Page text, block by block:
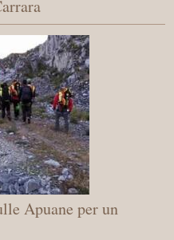
Apuane per un